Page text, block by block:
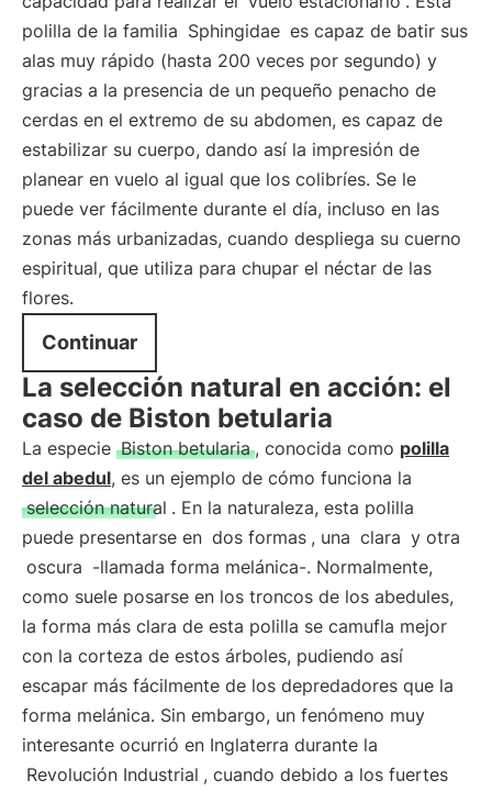
polilla de la familia Sphingidae es capaz de batir sus
alas muy rápido (hasta 200 veces por segundo) y
gracias a la presencia de un pequeño penacho de
cerdas en el extremo de su abdomen, es capaz de
estabilizar su cuerpo, dando así la impresión de
planear en vuelo al igual que los colibríes. Se le
puede ver fácilmente durante el día, incluso en las
zonas más urbanizadas, cuando despliega su cuerno
espiritual, que utiliza para chupar el néctar de las
flores.
Continuar
La selección natural en acción: el
caso de Biston betularia
La especie Biston betularia , conocida como polilla
del abedul, es un ejemplo de cómo funciona la
selección natural . En la naturaleza, esta polilla
puede presentarse en dos formas , una clara y otra
oscura -llamada forma melánica-. Normalmente,
como suele posarse en los troncos de los abedules,
la forma más clara de esta polilla se camufla mejor
con la corteza de estos árboles, pudiendo así
escapar más fácilmente de los depredadores que la
forma melánica. Sin embargo, un fenómeno muy
interesante ocurrió en Inglaterra durante la
Revolución Industrial , cuando debido a los fuertes